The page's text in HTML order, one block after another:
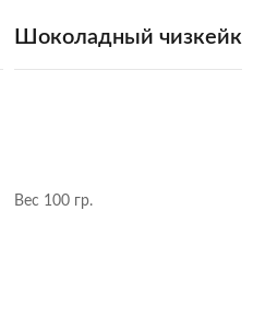
Шоколадный чизкейк
Вес 100 гр.